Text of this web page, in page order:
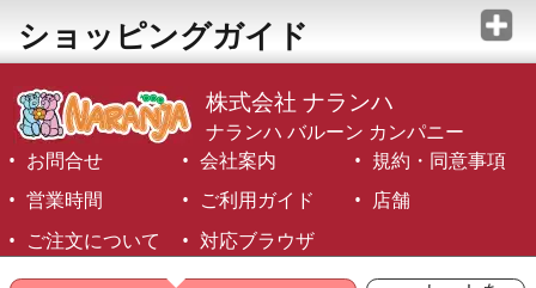
ショッピングガイド
株式会社 ナランハ
ナランハ バルーン カンパニー
お問合せ
会社案内
規約・同意事項
営業時間
ご利用ガイド
店舗
ご注文について
対応ブラウザ
©1999-2026 NARANJA Inc. All Rights Reserved.